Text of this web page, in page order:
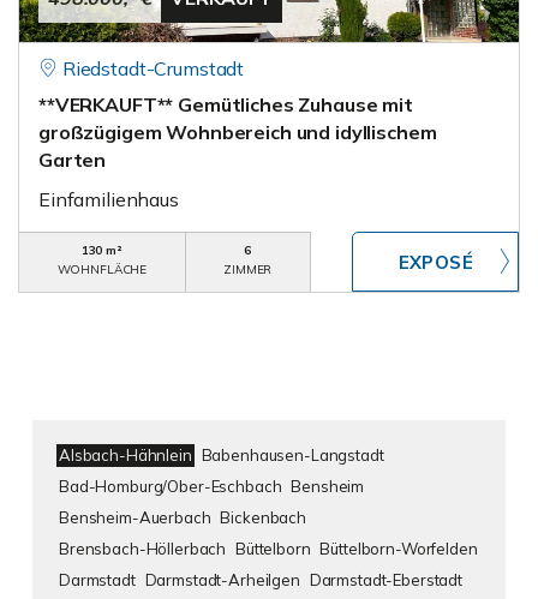
Riedstadt-Crumstadt
**VERKAUFT** Gemütliches Zuhause mit
großzügigem Wohnbereich und idyllischem
Garten
Einfamilienhaus
130 m²
WOHNFLÄCHE
6
ZIMMER
Alsbach-Hähnlein Babenhausen-Langstadt
Bad-Homburg/Ober-Eschbach Bensheim
Bensheim-Auerbach Bickenbach
Brensbach-Höllerbach Büttelborn Büttelborn-Worfelden
Darmstadt Darmstadt-Arheilgen Darmstadt-Eberstadt